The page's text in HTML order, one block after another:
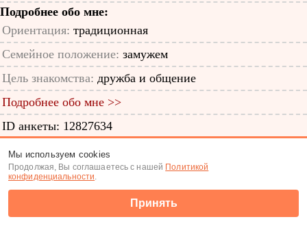
Подробнее обо мне:
Ориентация: традиционная
Семейное положение: замужем
Цель знакомства: дружба и общение
Подробнее обо мне >>
ID анкеты: 12827634
Знакомства|Поиск анкет
(c) Tabor.ru 2026
Мы используем cookies
Продолжая, Вы соглашаетесь с нашей Политикой
конфиденциальности.
Принять